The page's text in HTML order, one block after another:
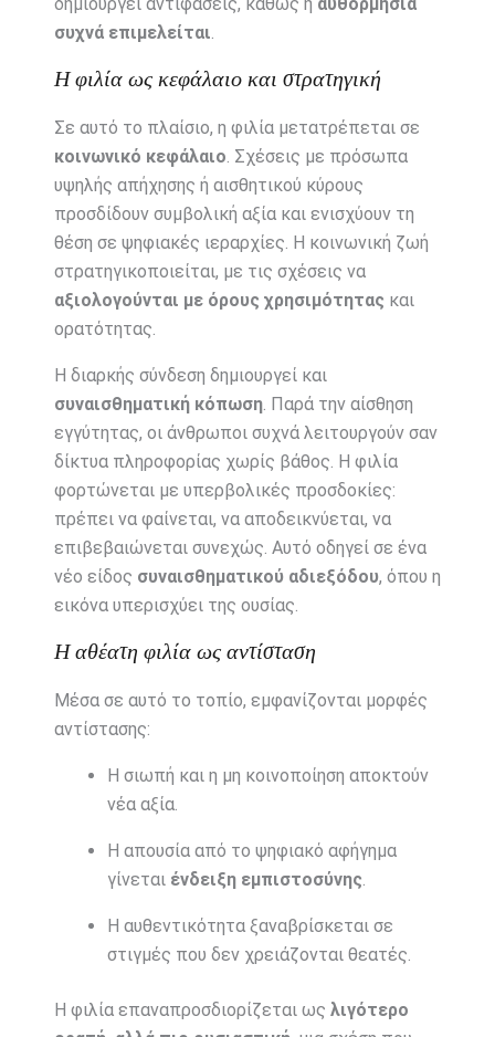
συχνά επιμελείται.
Η φιλία ως κεφάλαιο και στρατηγική
Σε αυτό το πλαίσιο, η φιλία μετατρέπεται σε
κοινωνικό κεφάλαιο. Σχέσεις με πρόσωπα
υψηλής απήχησης ή αισθητικού κύρους
προσδίδουν συμβολική αξία και ενισχύουν τη
θέση σε ψηφιακές ιεραρχίες. Η κοινωνική ζωή
στρατηγικοποιείται, με τις σχέσεις να
αξιολογούνται με όρους χρησιμότητας και
ορατότητας.
Η διαρκής σύνδεση δημιουργεί και
συναισθηματική κόπωση. Παρά την αίσθηση
εγγύτητας, οι άνθρωποι συχνά λειτουργούν σαν
δίκτυα πληροφορίας χωρίς βάθος. Η φιλία
φορτώνεται με υπερβολικές προσδοκίες:
πρέπει να φαίνεται, να αποδεικνύεται, να
επιβεβαιώνεται συνεχώς. Αυτό οδηγεί σε ένα
νέο είδος συναισθηματικού αδιεξόδου, όπου η
εικόνα υπερισχύει της ουσίας.
Η αθέατη φιλία ως αντίσταση
Μέσα σε αυτό το τοπίο, εμφανίζονται μορφές
αντίστασης:
Η σιωπή και η μη κοινοποίηση αποκτούν
νέα αξία.
Η απουσία από το ψηφιακό αφήγημα
γίνεται ένδειξη εμπιστοσύνης.
Η αυθεντικότητα ξαναβρίσκεται σε
στιγμές που δεν χρειάζονται θεατές.
Η φιλία επαναπροσδιορίζεται ως λιγότερο